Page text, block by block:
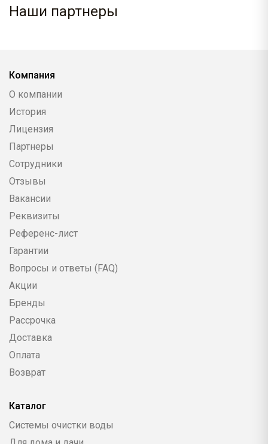
Наши партнеры
Компания
О компании
История
Лицензия
Партнеры
Сотрудники
Отзывы
Вакансии
Реквизиты
Референс-лист
Гарантии
Вопросы и ответы (FAQ)
Акции
Бренды
Рассрочка
Доставка
Оплата
Возврат
Каталог
Системы очистки воды